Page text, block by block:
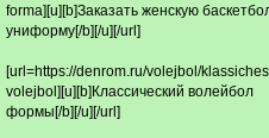
forma][u][b]Заказать женскую
униформу[/b][/u][/url]
[url=https://denrom.ru/volejbol/
volejbol][u][b]Классический волейбол
формы[/b][/u][/url]